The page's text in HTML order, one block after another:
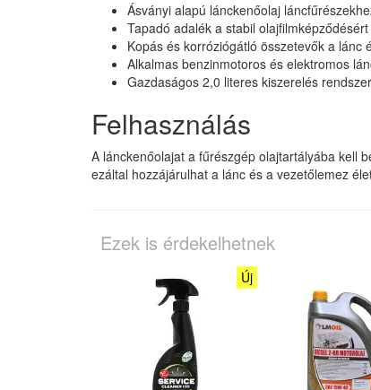
Ásványi alapú lánckenőolaj
Tapadó adalék a stabil olajfilmképződésért
Kopás és korróziógátló összetevők a lánc
Alkalmas benzinmotoros és elektromos
Gazdaságos 2,0 literes kiszerelés
Felhasználás
A lánckenőolajat a fűrészgép olajtartályába kell
ezáltal hozzájárulhat a lánc és a vezetőlemez
Ezek is érdekelhetnek
Új